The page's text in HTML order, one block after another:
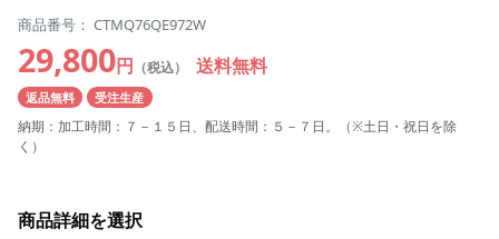
商品番号： CTMQ76QE972W
29,800円 （税込） 送料無料
返品無料 受注生産
納期：加工時間：７－１５日、配送時間：５－７日。（※土日・祝日を除
く）
商品詳細を選択